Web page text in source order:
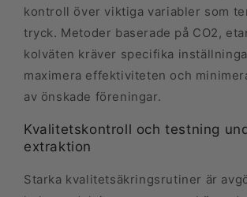
kontroll över viktiga variabler som
tryck. Metoder baserade på CO2,
kolväten kräver specifika
maximera effektiviteten och
av önskade föreningar.
Kvalitetskontroll och testning
extraktion
Starka kvalitetsäkringsrutiner är